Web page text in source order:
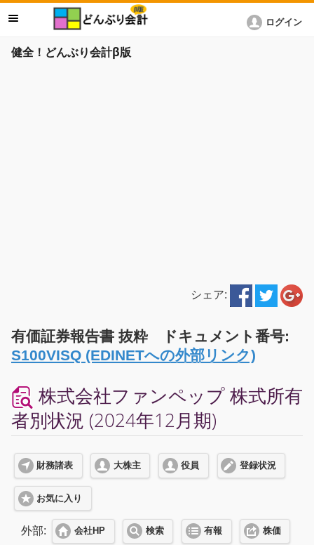
健全！どんぶり会計β版
ログイン
シェア:
有価証券報告書 抜粋 ドキュメント番号:
S100VISQ (EDINETへの外部リンク)
株式会社ファンペップ 株式所有
者別状況 (2024年12月期)
財務諸表 大株主 役員 登録状況
お気に入り
外部: 会社HP 検索 有報 株価